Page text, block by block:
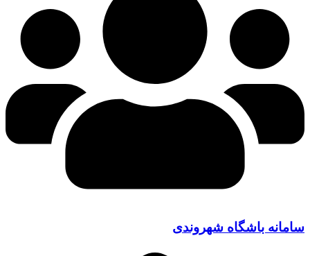
سامانه باشگاه شهروندی